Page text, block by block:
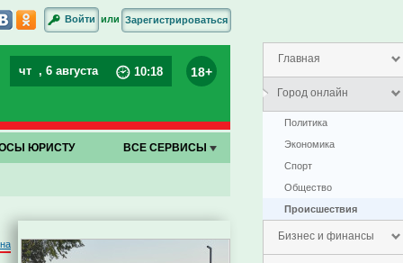
Главная
Город онлайн
Политика
Экономика
Спорт
Общество
Проиcшествия
Бизнес и финансы
Войти или Зарегистрироваться
чт , 6 августа 10:18 18+
ЮРИСТУ ВСЕ СЕРВИСЫ